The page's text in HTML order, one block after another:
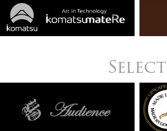
Select